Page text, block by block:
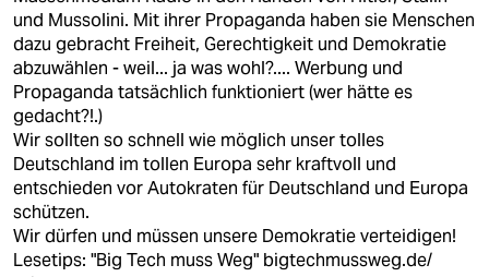
und Mussolini. Mit ihrer Propaganda haben sie Menschen
dazu gebracht Freiheit, Gerechtigkeit und Demokratie
abzuwählen - weil... ja was wohl?.... Werbung und
Propaganda tatsächlich funktioniert (wer hätte es
gedacht?!.)
Wir sollten so schnell wie möglich unser tolles
Deutschland im tollen Europa sehr kraftvoll und
entschieden vor Autokraten für Deutschland und Europa
schützen.
Wir dürfen und müssen unsere Demokratie verteidigen!
Lesetips: "Big Tech muss Weg" bigtechmussweg.de/